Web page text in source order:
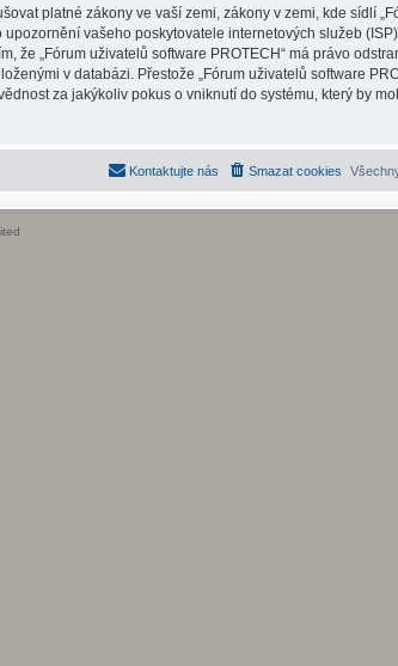
platné zákony ve vaší zemi, zákony v zemi, kde sídlí
vašeho poskytovatele internetových služeb
„Fórum uživatelů software PROTECH“ má právo
v databázi. Přestože „Fórum uživatelů software
za jakýkoliv pokus o vniknutí do systému, který by
Smazat cookies
Kontaktujte nás